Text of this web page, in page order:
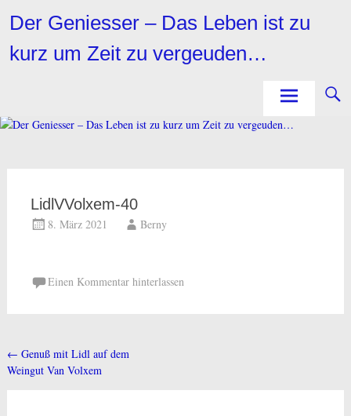
InhaltDer Geniesser – Das Leben ist zu
kurz um Zeit zu vergeuden…
LidlVVolxem-40
8. März 2021 Berny
Einen Kommentar hinterlassen
Beitragsnavigation
← Genuß mit Lidl auf dem
Weingut Van Volxem